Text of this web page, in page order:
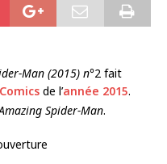
Man (2015) n°2 fait
de l’année 2015.
Spider-Man.